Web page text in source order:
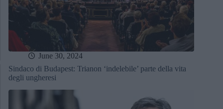
June 30, 2024
Sindaco di Budapest: Trianon ‘indelebile’ parte della vita
degli ungheresi